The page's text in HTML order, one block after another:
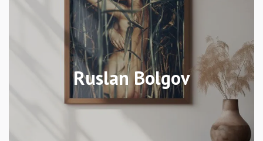
Ruslan Bolgov